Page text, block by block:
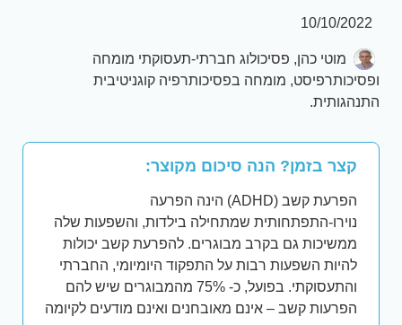
10/10/2022
מוטי כהן, פסיכולוג חברתי-תעסוקתי מומחה
ופסיכותרפיסט, מומחה בפסיכותרפיה קוגניטיבית
התנהגותית.
קצר בזמן? הנה סיכום מקוצר:
הפרעת קשב (ADHD) הינה הפרעה
נוירו-התפתחותית שמתחילה בילדות, והשפעות שלה
ממשיכות גם בקרב מבוגרים. להפרעת קשב יכולות
להיות השפעות רבות על התפקוד היומיומי, החברתי
והתעסוקתי. בפועל, כ- 75% מהמבוגרים שיש להם
הפרעות קשב – אינם מאובחנים ואינם מודעים לקיומה